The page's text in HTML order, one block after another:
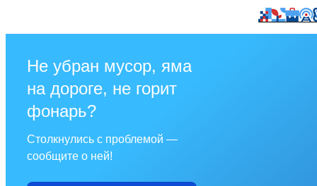
Не убран мусор, яма
на дороге, не горит
фонарь?
Столкнулись с проблемой —
сообщите о ней!